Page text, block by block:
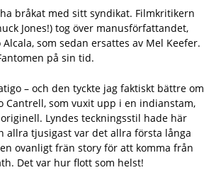
bråkat med sitt syndikat. Filmkritikern
Jones!) tog över manusförfattandet,
som sedan ersattes av Mel Keefer.
på sin tid.
– och den tyckte jag faktiskt bättre om
Cantrell, som vuxit upp i en indianstam,
Lyndes teckningsstil hade här
allra tjusigast var det allra första långa
ovanligt frän story för att komma från
Det var hur flott som helst!